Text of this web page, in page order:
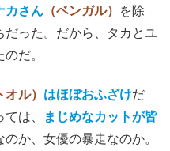
カさん （ベンガル）
を除
だった。だから、タカとユ
だ。
オル） はほぼおふざけだ
は、
まじめなカットが皆
か、女優の暴走なのか。